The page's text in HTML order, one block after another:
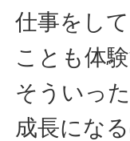
仕事をし
ことも体
そういっ
成長にな